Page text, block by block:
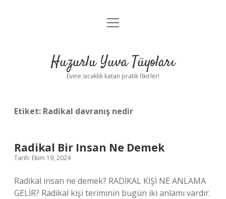
Anasayfa
Yasal Uyarı
menüyü
Huzurlu Yuva Tüyoları
Evine sıcaklık katan pratik fikirler!
Etiket: Radikal davranış nedir
Radikal Bir Insan Ne Demek
Tarih: Ekim 19, 2024
Radikal insan ne demek? RADİKAL KİŞİ NE ANLAMA
GELİR? Radikal kişi teriminin bugün iki anlamı vardır.